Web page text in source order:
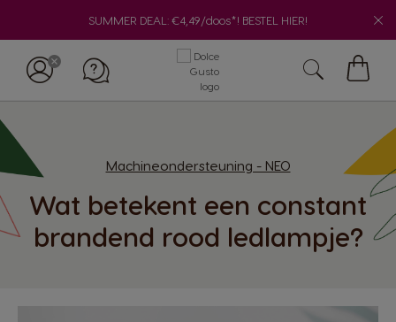
SUMMER DEAL: €4,49/doos*! BESTEL HIER!
Machineondersteuning - NEO
Wat betekent een constant
brandend rood ledlampje?